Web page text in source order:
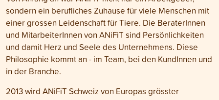
sondern ein berufliches Zuhause für viele Menschen mit
einer grossen Leidenschaft für Tiere. Die BeraterInnen
und MitarbeiterInnen von ANiFiT sind Persönlichkeiten
und damit Herz und Seele des Unternehmens. Diese
Philosophie kommt an - im Team, bei den KundInnen und
in der Branche.
2013 wird ANiFiT Schweiz von Europas grösster